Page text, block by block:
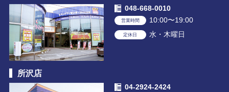
048-668-0010
営業時間 10:00〜19:00
定休日 水・木曜日
所沢店
04-2924-2424